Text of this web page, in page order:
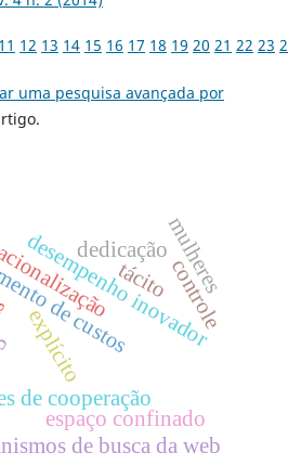
11 12 13 14 15 16 17 18 19 20 21 22 23
uma pesquisa avançada por
de custos
de cooperação
desempenho inovador
tácito
explícito
espaço confinado
de busca da web
dedicação
controle
mulheres